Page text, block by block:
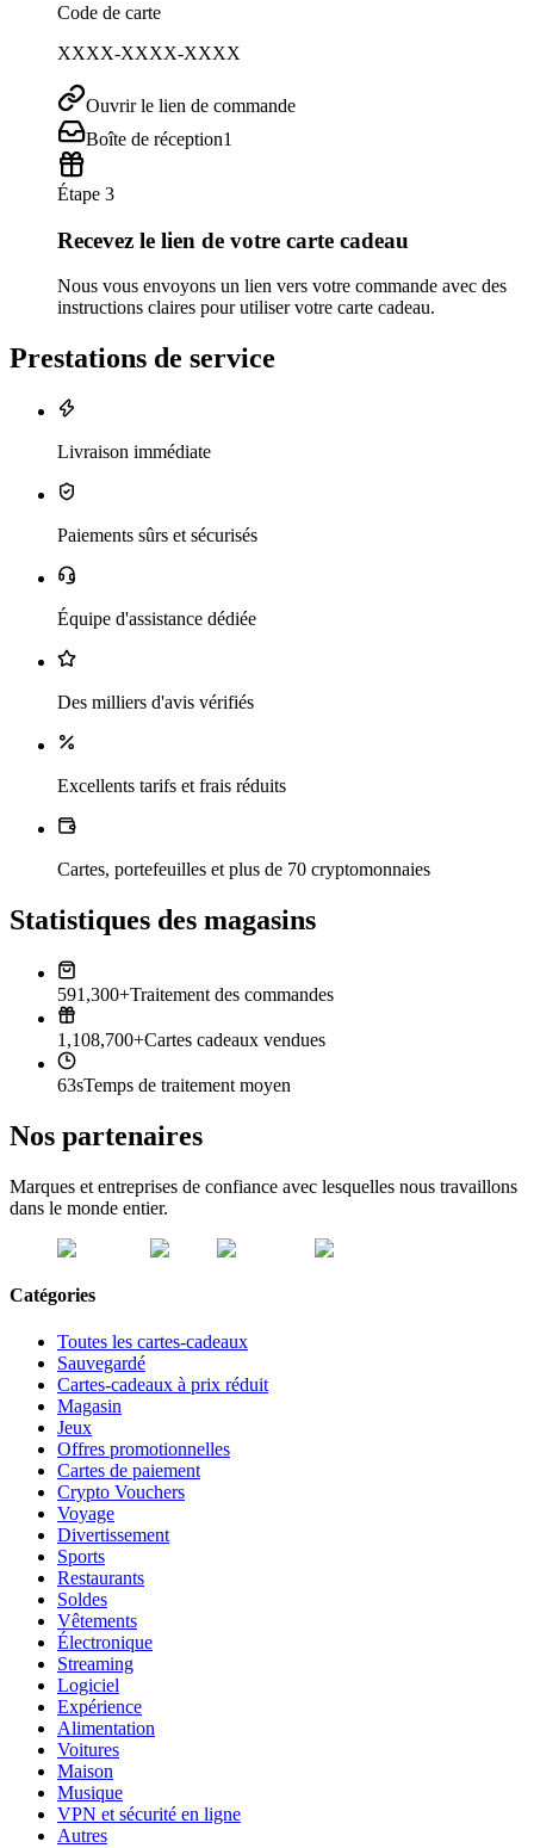
Code de carte
XXXX-XXXX-XXXX
Ouvrir le lien de commande
Boîte de réception1
Étape 3
Recevez le lien de votre carte cadeau
Nous vous envoyons un lien vers votre commande avec des
instructions claires pour utiliser votre carte cadeau.
Prestations de service
Livraison immédiate
Paiements sûrs et sécurisés
Équipe d'assistance dédiée
Des milliers d'avis vérifiés
Excellents tarifs et frais réduits
Cartes, portefeuilles et plus de 70 cryptomonnaies
Statistiques des magasins
591,300+Traitement des commandes
1,108,700+Cartes cadeaux vendues
63sTemps de traitement moyen
Nos partenaires
Marques et entreprises de confiance avec lesquelles nous travaillons
dans le monde entier.
Catégories
Toutes les cartes-cadeaux
Sauvegardé
Cartes-cadeaux à prix réduit
Magasin
Jeux
Offres promotionnelles
Cartes de paiement
Crypto Vouchers
Voyage
Divertissement
Sports
Restaurants
Soldes
Vêtements
Électronique
Streaming
Logiciel
Expérience
Alimentation
Voitures
Maison
Musique
VPN et sécurité en ligne
Autres